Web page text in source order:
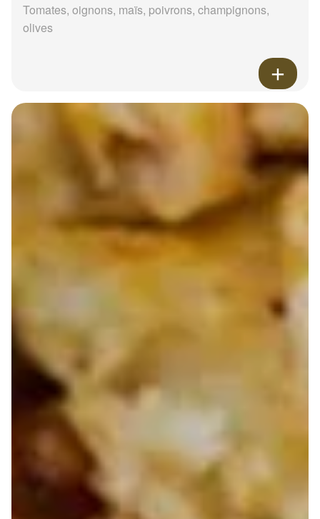
Tomates, oignons, maïs, poivrons, champignons,
olives